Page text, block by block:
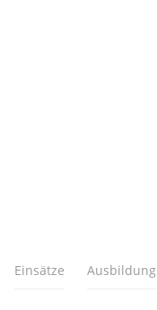
Einsätze Ausbildung